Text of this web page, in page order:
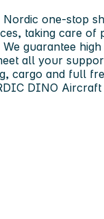
one-stop
taking care of
guarantee
all your
cargo and full
DINO Aircraft